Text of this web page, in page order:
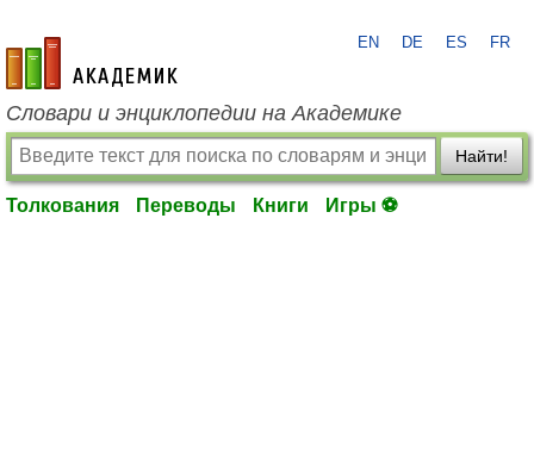
academic.ru
EN DE ES FR
Словари и энциклопедии на Академике
Найти!
Толкования Переводы Книги Игры ⚽